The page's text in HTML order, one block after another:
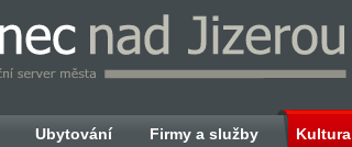
Ubytování Firmy a služby Kultura